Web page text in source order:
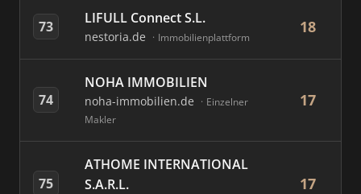
73 LIFULL Connect S.L.
nestoria.de Immobilienplattform
18
74
NOHA IMMOBILIEN
noha-immobilien.de
Einzelner
Makler
17
75
ATHOME INTERNATIONAL
S.A.R.L.
17